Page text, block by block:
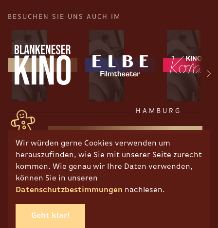
Wir würden gerne Cookies verwenden um
herauszufinden, wie Sie mit unserer Seite zurecht
kommen. Wie genau wir Ihre Daten verwenden,
können Sie in unseren
Datenschutzbestimmungen nachlesen.
Geht klar!
BESUCHEN SIE UNS AUCH IM
HAMBURG
RECHTLICHES
Impressum Datenschutz